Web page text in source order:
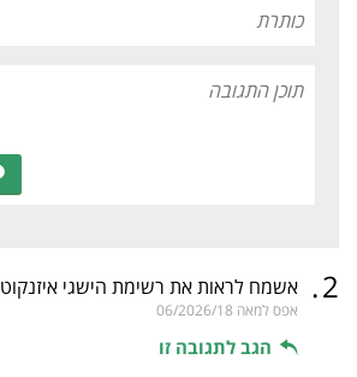
2
. אשמח לראות את רשימת הישגי איזנקוט
אפס למאה 06/2026/18
הגב לתגובה זו